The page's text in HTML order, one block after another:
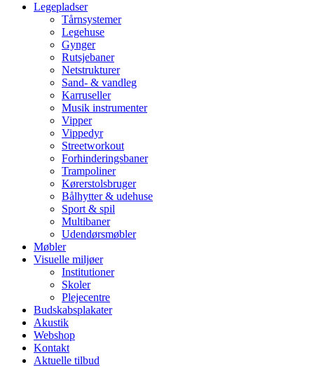
Legepladser
Tårnsystemer
Legehuse
Gynger
Rutsjebaner
Netstrukturer
Sand- & vandleg
Karruseller
Musik instrumenter
Vipper
Vippedyr
Streetworkout
Forhinderingsbaner
Trampoliner
Kørerstolsbruger
Bålhytter & udehuse
Sport & spil
Multibaner
Udendørsmøbler
Møbler
Visuelle miljøer
Institutioner
Skoler
Plejecentre
Budskabsplakater
Akustik
Webshop
Kontakt
Aktuelle tilbud